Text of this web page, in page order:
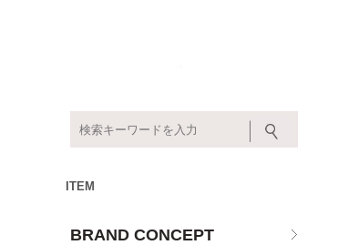
ITEM
BRAND CONCEPT